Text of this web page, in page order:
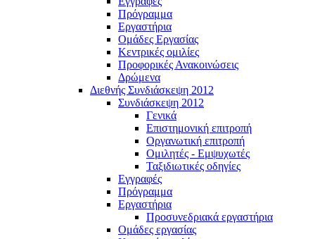
Πρόγραμμα
Εργαστήρια
Ομάδες Εργασίας
Κεντρικές ομιλίες
Προφορικές Ανακοινώσεις
Δρώμενα
Διεθνής Συνδιάσκεψη 2012
Συνδιάσκεψη 2012
Γενικά
Επιστημονική επιτροπή
Οργανωτική επιτροπή
Ομιλητές - Εμψυχωτές
Ταξιδιωτικές οδηγίες
Εγγραφές
Πρόγραμμα
Εργαστήρια
Προσυνεδριακά εργαστήρια
Ομάδες εργασίας